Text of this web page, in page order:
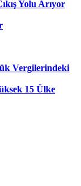
Yolu Arıyor
Vergilerindeki
15 Ülke